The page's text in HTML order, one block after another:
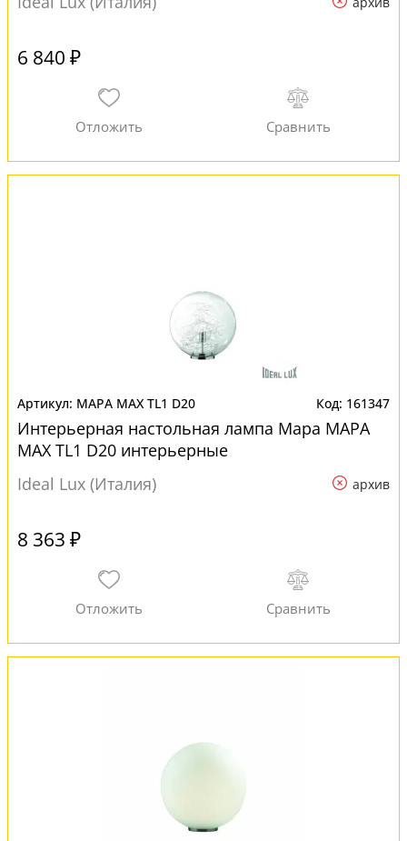
6 840 ₽
MAPA MAX TL1 D20 161347
Интерьерная настольная лампа Mapa MAPA
MAX TL1 D20 интерьерные
Ideal Lux (Италия)
архив
8 363 ₽